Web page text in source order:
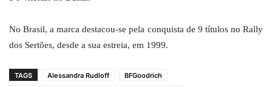
No Brasil, a marca destacou-se pela conquista de 9 títulos no Rally
dos Sertões, desde a sua estreia, em 1999.
TAGS Alessandra Rudloff
BFGoodrich